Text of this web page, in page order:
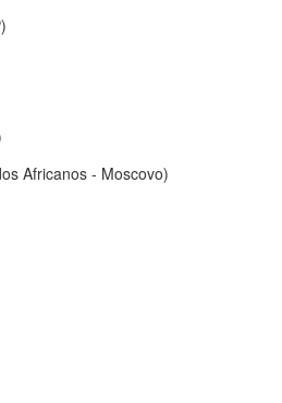
Africanos - Moscovo)